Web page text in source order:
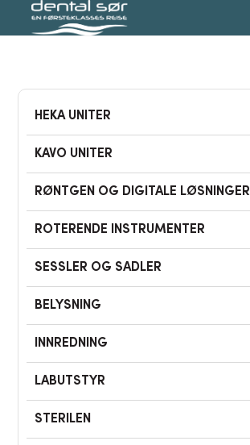
HEKA UNITER
KAVO UNITER
RØNTGEN OG DIGITALE LØSNINGER
ROTERENDE INSTRUMENTER
SESSLER OG SADLER
BELYSNING
INNREDNING
LABUTSTYR
STERILEN